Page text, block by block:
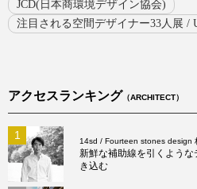
JCD(日本商環境デザイン協会)
注目される空間デザイナー33人展 /
アクセスランキング （ARCHITECT）
1 14sd / Fourteen stones design
新鮮な補助線を引くよう
き込む